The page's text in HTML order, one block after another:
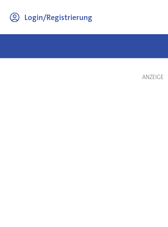
Login/Registrierung
ANZEIGE